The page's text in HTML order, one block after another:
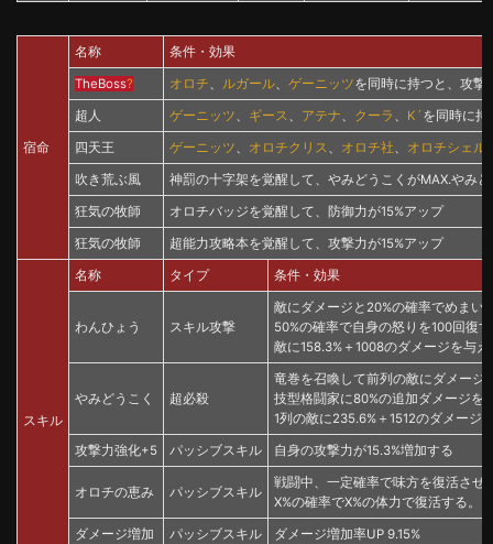
宿命
名称 条件・効果
TheBoss? オロチ、 ルガール、 ゲーニッツを同時に持つと、攻撃
超人 ゲーニッツ、 ギース、 アテナ、 クーラ 、 K´ を同時に持
四天王 ゲーニッツ、 オロチクリス、 オロチ社、 オロチシェル
吹き荒ぶ風 神罰の十字架を覚醒して、やみどうこくがMAX.やみ
狂気の牧師 オロチバッジを覚醒して、防御力が15%アップ
狂気の牧師 超能力攻略本を覚醒して、攻撃力が15%アップ
スキル
名称 タイプ 条件・効果
わんひょう スキル攻撃
敵にダメージと20%の確率でめまい
50%の確率で自身の怒りを100回復
敵に158.3%＋1008のダメージを与え
やみどうこく 超必殺
竜巻を召喚して前列の敵にダメージ
技型格闘家に80%の追加ダメージを
1列の敵に235.6%＋1512のダメージ
攻撃力強化+5 パッシブスキル 自身の攻撃力が15.3%増加する
オロチの恵み パッシブスキル
戦闘中、一定確率で味方を復活させ
X%の確率でX%の体力で復活する。(
ダメージ増加 パッシブスキル ダメージ増加率UP 9.15%